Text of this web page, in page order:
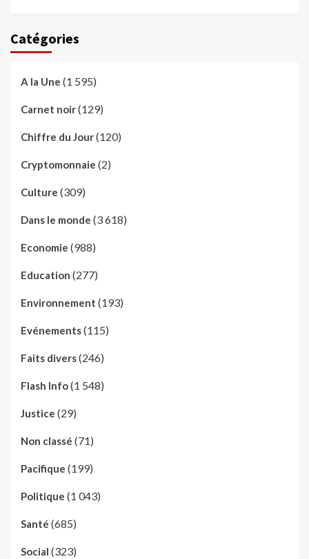
Catégories
A la Une (1 595)
Carnet noir(129)
Chiffre du Jour(120)
Cryptomonnaie (2)
Culture (309)
Dans le monde (3 618)
Economie (988)
Education (277)
Environnement (193)
Evénements(115)
Faits divers(246)
Flash Info(1 548)
Justice (29)
Non classé (71)
Pacifique (199)
Politique (1 043)
Santé (685)
Social (323)